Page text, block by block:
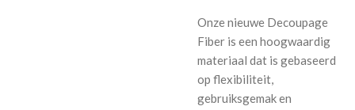
Onze nieuwe Decoupage
Fiber is een hoogwaardig
materiaal dat is gebaseerd
op flexibiliteit,
gebruiksgemak en